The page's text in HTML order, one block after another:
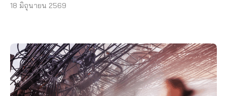
18 มิถุนายน 2569